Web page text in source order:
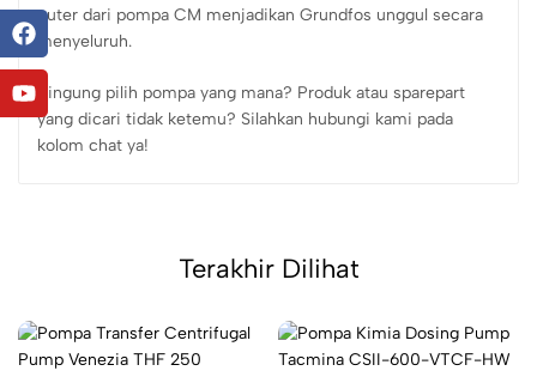
outer dari pompa CM menjadikan Grundfos unggul secara
menyeluruh.
Bingung pilih pompa yang mana? Produk atau sparepart
yang dicari tidak ketemu? Silahkan hubungi kami pada
kolom chat ya!
Terakhir Dilihat